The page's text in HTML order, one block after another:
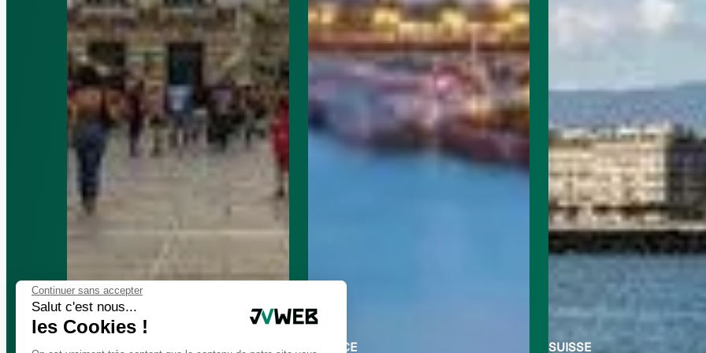
Continuer sans accepter
Salut c'est nous...
les Cookies !
FRANCE FRANCE SUISSE